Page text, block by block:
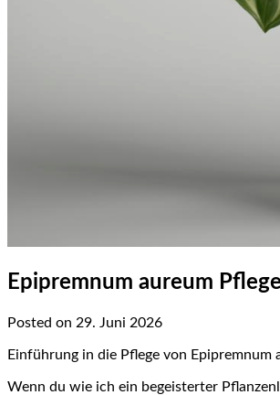
Epipremnum aureum
Posted on 29. Juni 2026
Einführung in die Pflege von Epipremnum
Wenn du wie ich ein begeisterter